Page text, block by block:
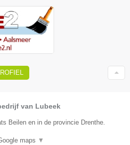
van Lubeek
Beilen en in de provincie Drenthe.
maps ▼